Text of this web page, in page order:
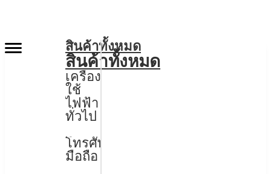
สินค้าทั้งหมด
สินค้าทั้งหมด
เครื่อง
ใช้
ไฟฟ้า
ทั่วไป
โทรศัพท์
มือถือ